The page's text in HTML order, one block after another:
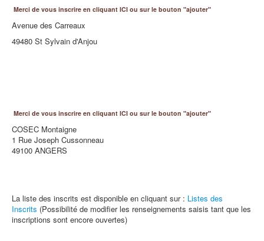
Merci de vous inscrire en cliquant ICI ou sur le bouton "ajouter"
Avenue des Carreaux
49480 St Sylvain d'Anjou
Merci de vous inscrire en cliquant ICI ou sur le bouton "ajouter"
COSEC Montaigne
1 Rue Joseph Cussonneau
49100 ANGERS
La liste des inscrits est disponible en cliquant sur : Listes des
Inscrits (Possibilité de modifier les renseignements saisis tant que les
inscriptions sont encore ouvertes)